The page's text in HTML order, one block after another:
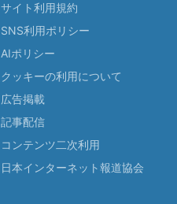
サイト利用規約
SNS利用ポリシー
AIポリシー
クッキーの利用について
広告掲載
記事配信
コンテンツ二次利用
日本インターネット報道協会